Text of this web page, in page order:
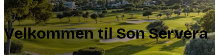
Velkommen til Son Servera